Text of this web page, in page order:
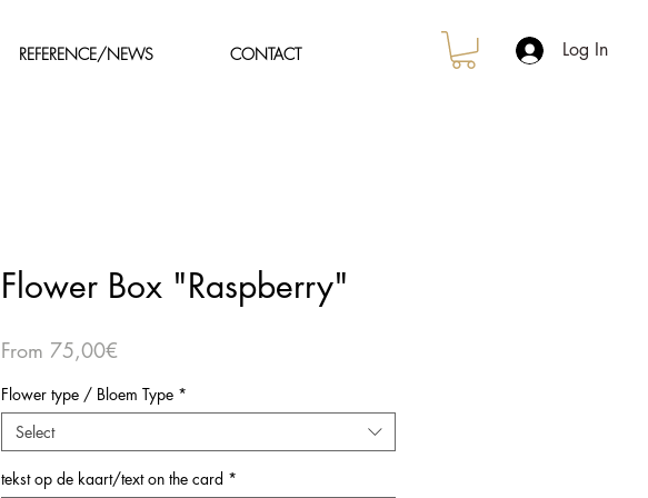
REFERENCE/NEWS CONTACT Log In
Flower Box "Raspberry"
From 75,00€
Flower type / Bloem Type *
Select
tekst op de kaart/text on the card *